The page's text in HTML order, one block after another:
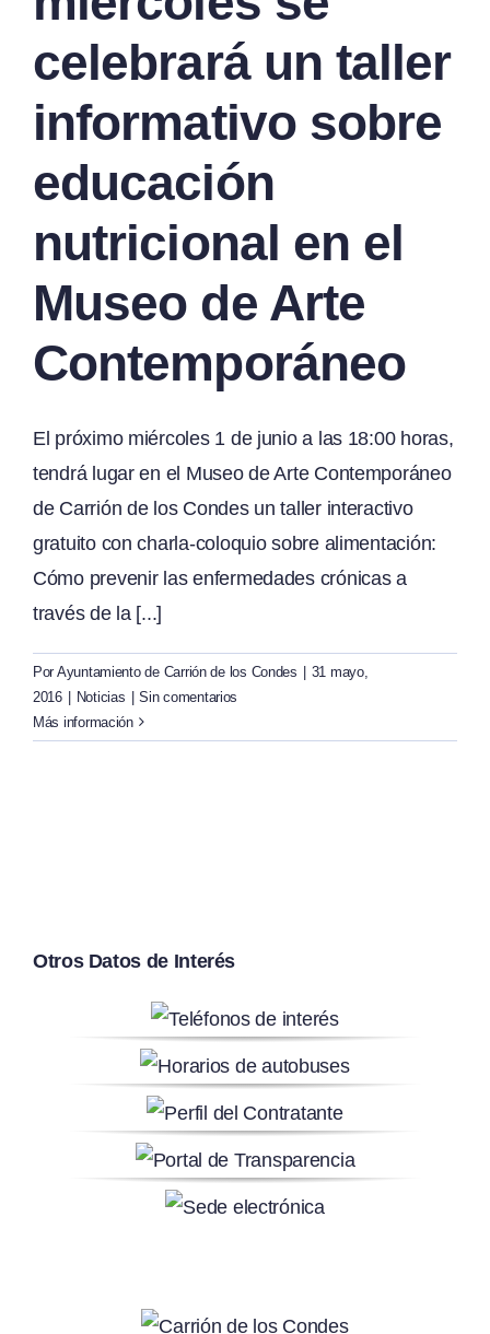
celebrará un taller
informativo sobre
educación
nutricional en el
Museo de Arte
Contemporáneo
El próximo miércoles 1 de junio a las 18:00 horas,
tendrá lugar en el Museo de Arte Contemporáneo
de Carrión de los Condes un taller interactivo
gratuito con charla-coloquio sobre alimentación:
Cómo prevenir las enfermedades crónicas a
través de la [...]
Por Ayuntamiento de Carrión de los Condes
31 mayo,
2016
Noticias
Sin comentarios
Más información
Otros Datos de Interés